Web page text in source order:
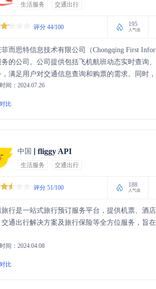
生活服务 交通出行
评分 44/100 195
人气值
而思特信息技术有限公司（Chongqing First
务的公司。公司提供包括飞机航班动态实时查询
，满足用户对交通信息查询和购票的需求。同时
方式与客户保持沟通。作为一家注重服务和创新
间：2024.07.26
比
中国 fliggy API
生活服务 交通出行
评分 51/100 188
人气值
旅行是一站式旅行预订服务平台，提供机票、酒
交通出行解决方案及旅行保险等全方位服务，旨
间：2024.04.08
比